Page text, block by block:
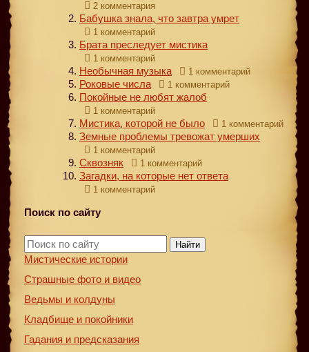
2 комментария
Бабушка знала, что завтра умрет
1 комментарий
Брата преследует мистика
1 комментарий
Необычная музыка 1 комментарий
Роковые числа 1 комментарий
Покойные не любят жалоб
1 комментарий
Мистика, которой не было 1 комментарий
Земные проблемы тревожат умерших
1 комментарий
Сквозняк 1 комментарий
Загадки, на которые нет ответа
1 комментарий
Поиск по сайту
Найти
Мистические истории
Страшные фото и видео
Ведьмы и колдуны
Кладбище и покойники
Гадания и предсказания